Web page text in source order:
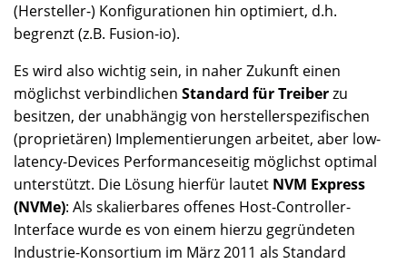
(Hersteller-) Konfigurationen hin optimiert, d.h.
begrenzt (z.B. Fusion-io).
Es wird also wichtig sein, in naher Zukunft einen
möglichst verbindlichen Standard für Treiberzu
besitzen, der unabhängig von herstellerspezifischen
(proprietären) Implementierungen arbeitet, aber low-
latency-Devices Performanceseitig möglichst optimal
unterstützt. Die Lösung hierfür lautet NVM Express
(NVMe): Als skalierbares offenes Host-Controller-
Interface wurde es von einem hierzu gegründeten
Industrie-Konsortium im März 2011 als Standard